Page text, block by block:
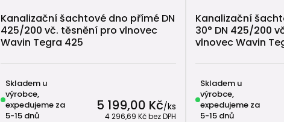
Kanalizační šachtové dno přímé DN
425/200 vč. těsnění pro vlnovec
Wavin Tegra 425
5 199,00 Kč/ks
4 296,69 Kčbez DPH
Skladem u
výrobce,
expedujeme za
5-15 dnů
Kanalizační
30° DN 425/200
vlnovec Wavin
Skladem u
výrobce,
expedujeme za
5-15 dnů